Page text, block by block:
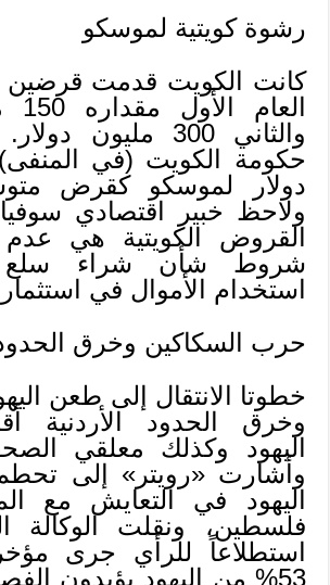
رشوة كويتية لموسكو
كانت الكويت قدمت قرضين
والثاني 300 مليون
دولار لموسكو كقرض
ولاحظ خبير اقتصادي
القروض الكويتية هي عدم
شروط شأن شراء سلع
استخدام الأموال في
حرب السكاكين وخرق الحدود
خطوتا الانتقال إلى طعن
وخرق الحدود الأردنية
اليهود وكذلك معلقي
وأشارت «رويتر» إلى
اليهود في التعايش مع
فلسطين، ونقلت الوكالة
استطلاعاً للرأي جرى
53% من اليهود يؤيدون